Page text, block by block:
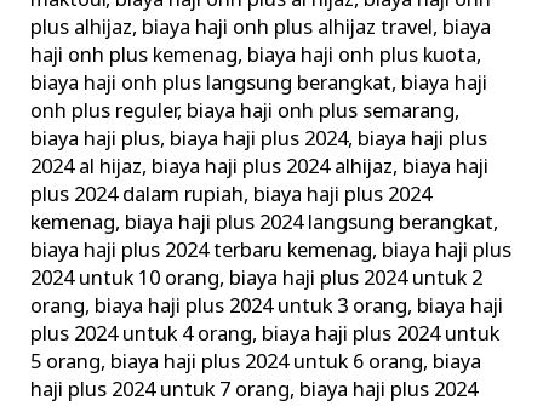
plus alhijaz, biaya haji onh plus alhijaz travel, biaya
haji onh plus kemenag, biaya haji onh plus kuota,
biaya haji onh plus langsung berangkat, biaya haji
onh plus reguler, biaya haji onh plus semarang,
biaya haji plus, biaya haji plus 2024, biaya haji plus
2024 al hijaz, biaya haji plus 2024 alhijaz, biaya haji
plus 2024 dalam rupiah, biaya haji plus 2024
kemenag, biaya haji plus 2024 langsung berangkat,
biaya haji plus 2024 terbaru kemenag, biaya haji plus
2024 untuk 10 orang, biaya haji plus 2024 untuk 2
orang, biaya haji plus 2024 untuk 3 orang, biaya haji
plus 2024 untuk 4 orang, biaya haji plus 2024 untuk
5 orang, biaya haji plus 2024 untuk 6 orang, biaya
haji plus 2024 untuk 7 orang, biaya haji plus 2024